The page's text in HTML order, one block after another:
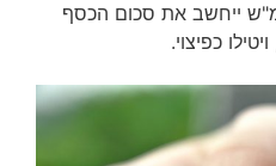
ייחשב את סכום הכסף
כפיצוי.